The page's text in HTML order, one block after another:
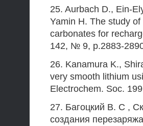
25. Aurbach D., Ein-
Yamin H. The study
carbonates for
142, № 9, p.2883-
26. Kanamura K.,
very smooth lithium
Electrochem. Soc.
27. Багоцкий В. С ,
создания